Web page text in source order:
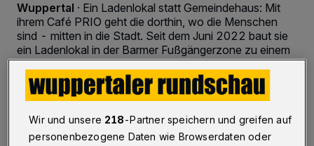
Wuppertal · Ein Ladenlokal statt Gemeindehaus: Mit
ihrem Café PRIO geht die dorthin, wo die Menschen
sind - mitten in die Stadt. Seit dem Juni 2022 baut sie
ein Ladenlokal in der Barmer Fußgängerzone zu einem
Begegnungsort um.
05.03.2023 , 12:00 Uhr Eine Minute Lesezeit
Wir und unsere 218-Partner speichern und greifen auf
personenbezogene Daten wie Browserdaten oder